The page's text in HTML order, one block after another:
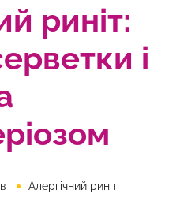
риніт:
і
Алергічний риніт